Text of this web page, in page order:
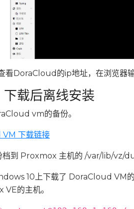
看DoraCloud的ip地址，在浏览器输
下载后离线安装
vm的备份。
下载链接
档到 Proxmox 主机的 /var/lib/vz/
10上下载了 DoraCloud VM
的主机。